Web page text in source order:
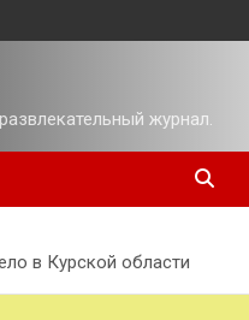
журнал.
в Курской области